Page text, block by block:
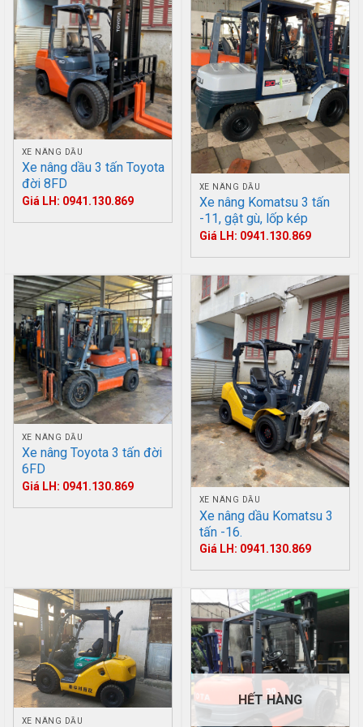
XE NÂNG DẦU
Xe nâng dầu 3 tấn Toyota
đời 8FD
Giá LH: 0941.130.869
XE NÂNG DẦU
Xe nâng Komatsu 3 tấn
-11, gật gù, lốp kép
Giá LH: 0941.130.869
XE NÂNG DẦU
Xe nâng Toyota 3 tấn đời
6FD
Giá LH: 0941.130.869
XE NÂNG DẦU
Xe nâng dầu Komatsu 3
tấn -16.
Giá LH: 0941.130.869
XE NÂNG DẦU
HẾT HÀNG